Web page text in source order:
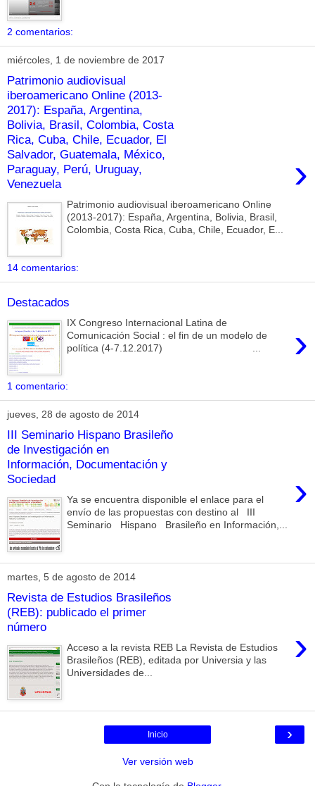
2 comentarios:
miércoles, 1 de noviembre de 2017
Patrimonio audiovisual
iberoamericano Online (2013-
2017): España, Argentina,
Bolivia, Brasil, Colombia, Costa
Rica, Cuba, Chile, Ecuador, El
Salvador, Guatemala, México,
Paraguay, Perú, Uruguay,
Venezuela
›
Patrimonio audiovisual iberoamericano Online
(2013-2017): España, Argentina, Bolivia, Brasil,
Colombia, Costa Rica, Cuba, Chile, Ecuador, E...
14 comentarios:
Destacados
›
IX Congreso Internacional Latina de
Comunicación Social : el fin de un modelo de
política (4-7.12.2017) ...
1 comentario:
jueves, 28 de agosto de 2014
III Seminario Hispano Brasileño
de Investigación en
Información, Documentación y
Sociedad
›
Ya se encuentra disponible el enlace para el
envío de las propuestas con destino al III
Seminario Hispano Brasileño en Información,...
martes, 5 de agosto de 2014
Revista de Estudios Brasileños
(REB): publicado el primer
número
›
Acceso a la revista REB La Revista de Estudios
Brasileños (REB), editada por Universia y las
Universidades de...
›
Inicio
Ver versión web